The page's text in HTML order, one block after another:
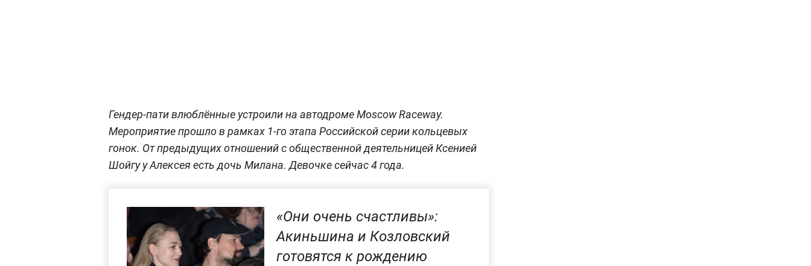
Гендер-пати влюблённые устроили на автодроме Moscow Raceway.
Мероприятие прошло в рамках 1-го этапа Российской серии кольцевых
гонок. От предыдущих отношений с общественной деятельницей Ксенией
Шойгу у Алексея есть дочь Милана. Девочке сейчас 4 года.
«Они очень счастливы»:
Акиньшина и Козловский
готовятся к рождению